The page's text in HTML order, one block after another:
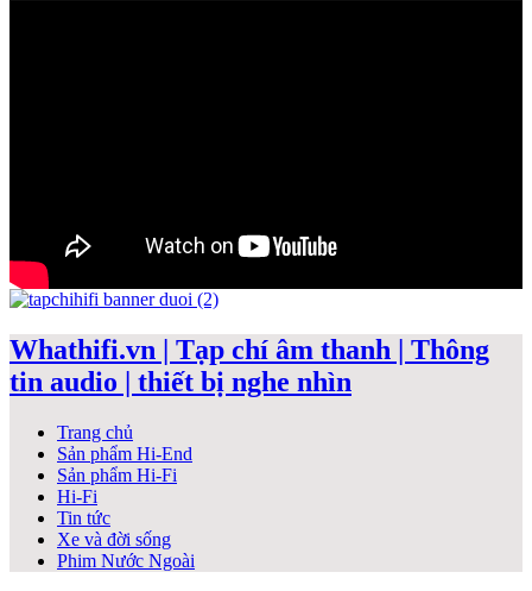
Whathifi.vn | Tạp chí âm thanh | Thông
tin audio | thiết bị nghe nhìn
Trang chủ
Sản phẩm Hi-End
Sản phẩm Hi-Fi
Hi-Fi
Tin tức
Xe và đời sống
Phim Nước Ngoài